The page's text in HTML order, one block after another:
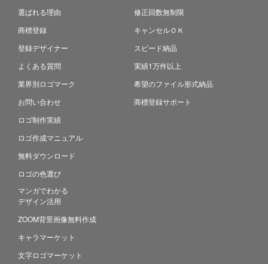
選ばれる理由
商標登録
登録デザイナー
よくある質問
業界別ロゴマーク
お問い合わせ
ロゴ制作実績
ロゴ作成マニュアル
無料ダウンロード
ロゴの色選び
マンガでわかる
デザイン活用
ZOOM背景画像無料作成
キャラマーケット
文字ロゴマーケット
修正回数無制限
キャンセルＯＫ
スピード納品
実績1万件以上
希望のファイル形式納品
商標登録サポート